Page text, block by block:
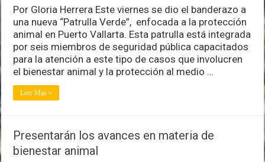
nueva
patrulla
para
protección
animal
en
Puerto
Vallarta
Por Gloria Herrera Este viernes se dio el banderazo a
una nueva “Patrulla Verde”, enfocada a la protección
animal en Puerto Vallarta. Esta patrulla está integrada
por seis miembros de seguridad pública capacitados
para la atención a este tipo de casos que involucren
el bienestar animal y la protección al medio …
Leer Mas »
Presentarán los avances en materia de
bienestar animal